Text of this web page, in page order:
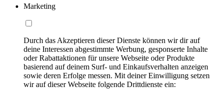
Marketing
Durch das Akzeptieren dieser Dienste können wir dir auf
deine Interessen abgestimmte Werbung, gesponserte Inhalte
oder Rabattaktionen für unsere Webseite oder Produkte
basierend auf deinem Surf- und Einkaufsverhalten anzeigen
sowie deren Erfolge messen. Mit deiner Einwilligung setzen
wir auf dieser Webseite folgende Drittdienste ein: